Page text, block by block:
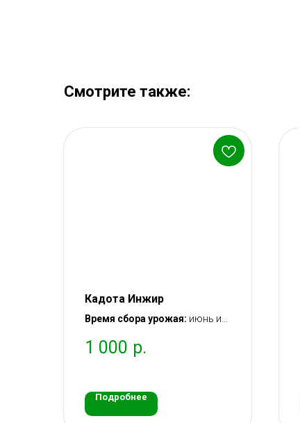
Смотрите также:
Кадота Инжир
Время сбора урожая: июнь и
Вступление в плодоношение:
1 000 р.
Подробнее